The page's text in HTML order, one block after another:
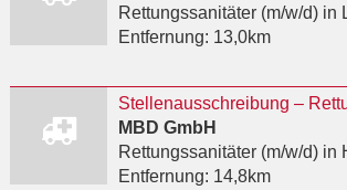
Rettungssanitäter (m/w/d)in
Entfernung: 13,0km
MBD GmbH
Rettungssanitäter (m/w/d)in
Entfernung: 14,8km